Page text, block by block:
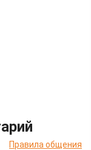
Правила общения